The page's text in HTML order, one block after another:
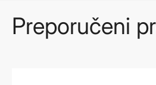
Preporučeni